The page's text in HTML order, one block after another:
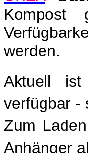
Kompost
werden.
Aktuell ist
verfügbar -
Zum
Anhänger